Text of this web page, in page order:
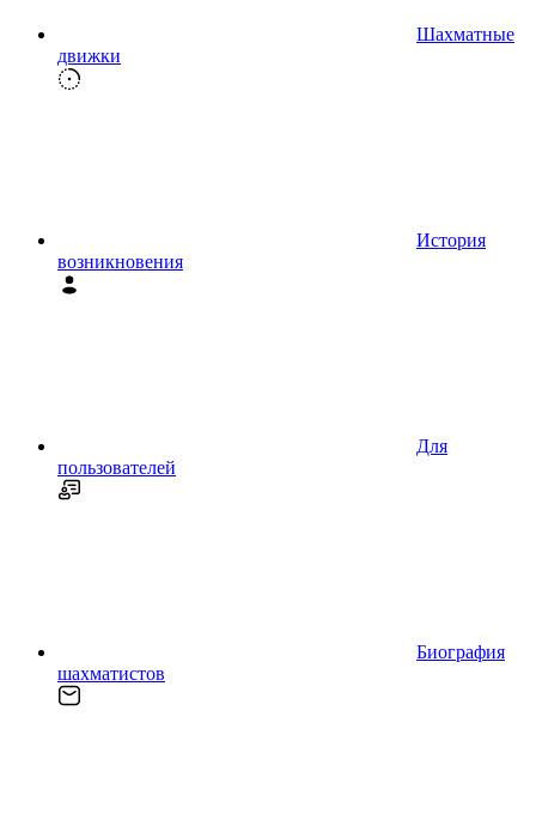
Шахматные
движки
История
возникновения
Для
пользователей
Биография
шахматистов